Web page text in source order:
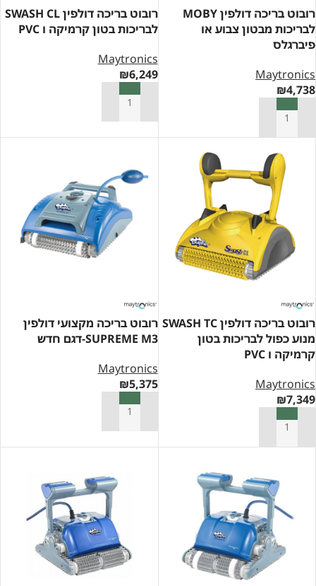
רובוט בריכה דולפין MOBY
לבריכות מבטון צבוע או
פיברגלס
Maytronics
₪4,738
הוספה לסל
רובוט בריכה דולפין SWASH CL
לבריכות בטון קרמיקה ו PVC
Maytronics
₪6,249
הוספה לסל
רובוט בריכה דולפין SWASH TC
מנוע כפול לבריכות בטון
קרמיקה ו PVC
Maytronics
₪7,349
הוספה לסל
רובוט בריכה מקצועי דולפין
SUPREME M3-דגם חדש
Maytronics
₪5,375
הוספה לסל